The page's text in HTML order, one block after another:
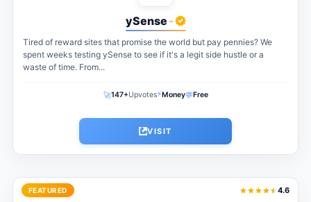
ySense -
Tired of reward sites that promise the world but pay pennies? We
spent weeks testing ySense to see if it's a legit side hustle or a
waste of time. From...
🚀147+Upvotes⚡Money💬Free
VISIT
FEATURED 4.6